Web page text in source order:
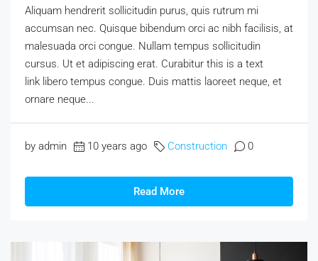
Aliquam hendrerit sollicitudin purus, quis rutrum mi
accumsan nec. Quisque bibendum orci ac nibh facilisis, at
malesuada orci congue. Nullam tempus sollicitudin
cursus. Ut et adipiscing erat. Curabitur this is a text
link libero tempus congue. Duis mattis laoreet neque, et
ornare neque...
by admin 10 years ago Construction 0
Read More